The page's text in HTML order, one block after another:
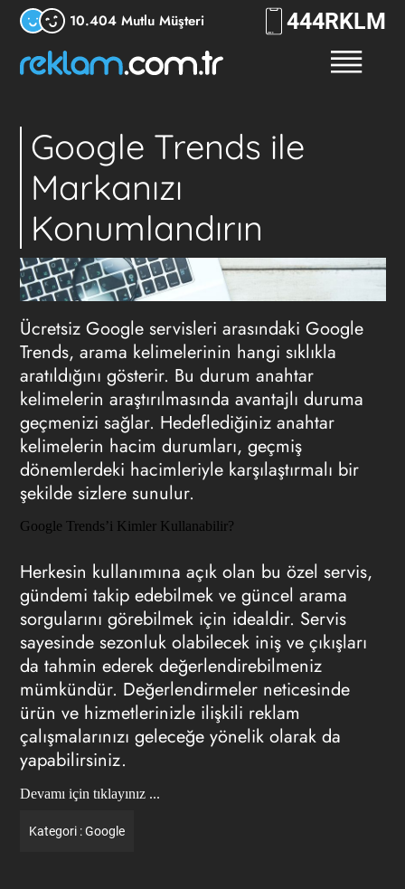
10.404 Mutlu Müşteri 444RKLM
Google Trends ile
Markanızı
Konumlandırın
Ücretsiz Google servisleri arasındaki Google
Trends, arama kelimelerinin hangi sıklıkla
aratıldığını gösterir. Bu durum anahtar
kelimelerin araştırılmasında avantajlı duruma
geçmenizi sağlar. Hedeflediğiniz anahtar
kelimelerin hacim durumları, geçmiş
dönemlerdeki hacimleriyle karşılaştırmalı bir
şekilde sizlere sunulur.
Google Trends’i Kimler Kullanabilir?
Herkesin kullanımına açık olan bu özel servis,
gündemi takip edebilmek ve güncel arama
sorgularını görebilmek için idealdir. Servis
sayesinde sezonluk olabilecek iniş ve çıkışları
da tahmin ederek değerlendirebilmeniz
mümkündür. Değerlendirmeler neticesinde
ürün ve hizmetlerinizle ilişkili reklam
çalışmalarınızı geleceğe yönelik olarak da
yapabilirsiniz.
Devamı için tıklayınız ...
Kategori :Google